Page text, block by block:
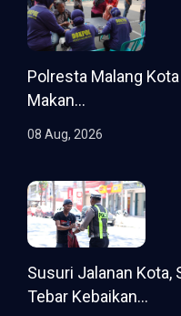
Polresta Malang
Makan...
08 Aug, 2026
Susuri Jalanan Kota,
Tebar Kebaikan...